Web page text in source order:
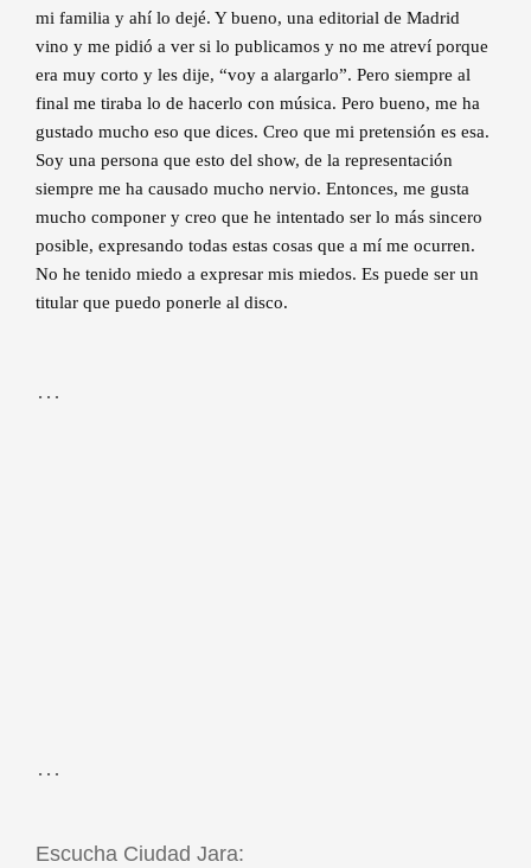
mi familia y ahí lo dejé. Y bueno, una editorial de Madrid
vino y me pidió a ver si lo publicamos y no me atreví porque
era muy corto y les dije, “voy a alargarlo”. Pero siempre al
final me tiraba lo de hacerlo con música. Pero bueno, me ha
gustado mucho eso que dices. Creo que mi pretensión es esa.
Soy una persona que esto del show, de la representación
siempre me ha causado mucho nervio. Entonces, me gusta
mucho componer y creo que he intentado ser lo más sincero
posible, expresando todas estas cosas que a mí me ocurren.
No he tenido miedo a expresar mis miedos. Es puede ser un
titular que puedo ponerle al disco.
…
…
Escucha Ciudad Jara: